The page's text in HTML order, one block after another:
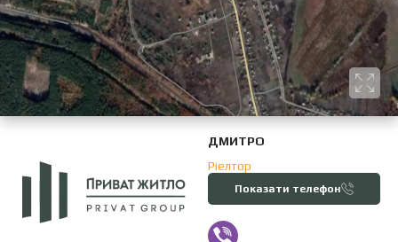
ДМИТРО
Ріелтор
Показати телефон